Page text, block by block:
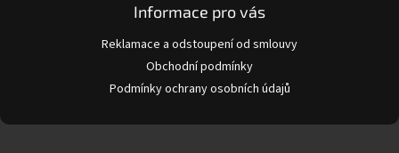
Informace pro vás
Reklamace a odstoupení od smlouvy
Obchodní podmínky
Podmínky ochrany osobních údajů